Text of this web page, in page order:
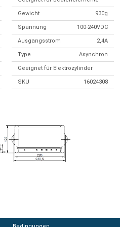
Gewicht 930g
Spannung 100-240VDC
Ausgangsstrom 2,4A
Type Asynchron
Geeignet für Elektrozylinder
SKU 16024308